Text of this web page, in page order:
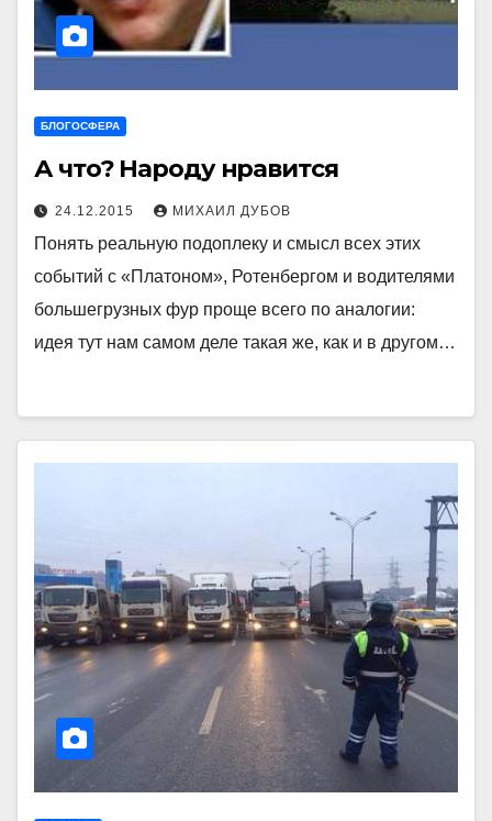
БЛОГОСФЕРА
А что? Народу нравится
24.12.2015 МИХАИЛ ДУБОВ
Понять реальную подоплеку и смысл всех этих
событий с «Платоном», Ротенбергом и водителями
большегрузных фур проще всего по аналогии:
идея тут нам самом деле такая же, как и в другом…